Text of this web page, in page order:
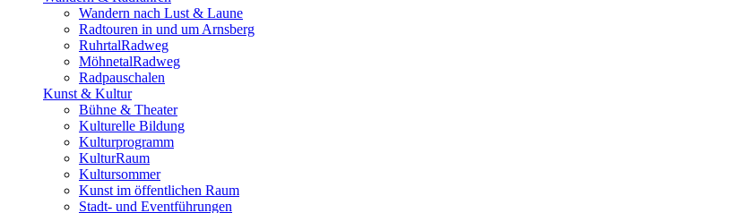
Wandern nach Lust & Laune
Radtouren in und um Arnsberg
RuhrtalRadweg
MöhnetalRadweg
Radpauschalen
Kunst & Kultur
Bühne & Theater
Kulturelle Bildung
Kulturprogramm
KulturRaum
Kultursommer
Kunst im öffentlichen Raum
Stadt- und Eventführungen